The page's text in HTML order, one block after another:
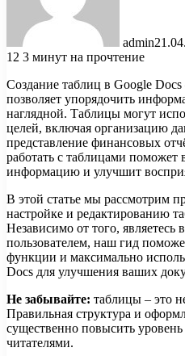
admin
12 3 минут на прочтение
Создание таблиц в Google
позволяет упорядочить
наглядной. Таблицы могут
целей, включая организацию
представление финансовых
работать с таблицами поможет
информацию и улучшит
В этой статье мы рассмотрим
настройке и редактированию
Независимо от того,
пользователем, наш гид
функции и максимально
Docs для улучшения ваших
Не забывайте: таблицы – это
Правильная структура и
существенно повысить
читателями.